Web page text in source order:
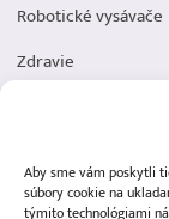
Aby sme vám poskytli
súbory cookie na
týmito technológiami
Robotické vysávače
Zdravie
Dôležité